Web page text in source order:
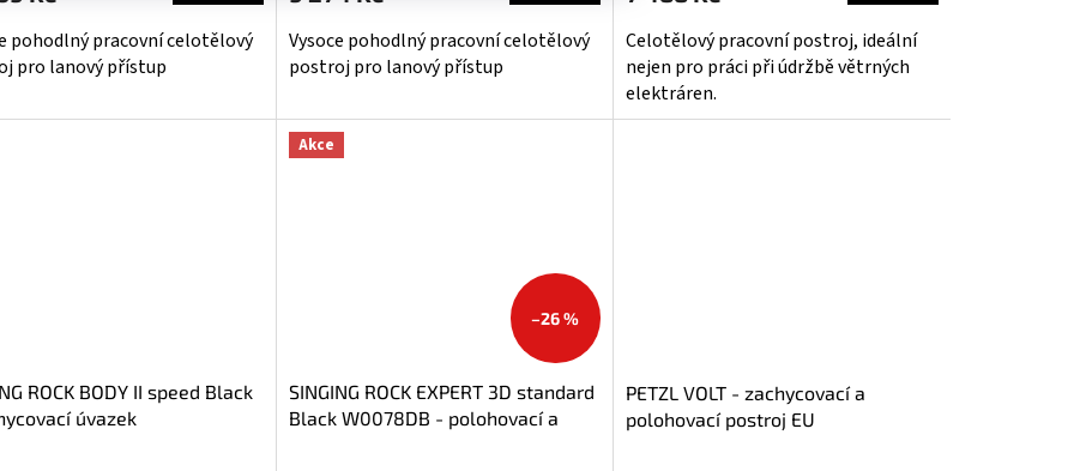
pohodlný pracovní celotělový
pro lanový přístup
je
5,0
z
hvězdiček.
Vysoce pohodlný pracovní celotělový
postroj pro lanový přístup
je
5,0
z
5
hvězdiček.
Celotělový pracovní postroj, ideální
nejen pro práci při údržbě větrných
elektráren.
ROCK BODY II speed Black
úvazek
Akce
–26 %
SINGING ROCK EXPERT 3D standard
Black W0078DB - polohovací a
PETZL VOLT - zachycovací a
polohovací postroj EU